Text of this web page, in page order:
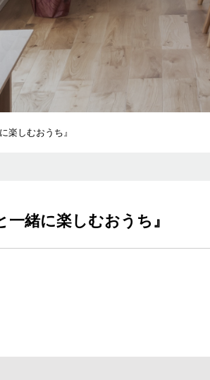
楽しむおうち』
緒に楽しむおうち』